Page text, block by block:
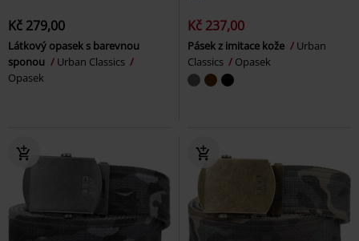
Kč 279,00
Látkový opasek s barevnou
sponou
Urban Classics
Opasek
Kč 237,00
Pásek z imitace kože
Urban
Classics
Opasek